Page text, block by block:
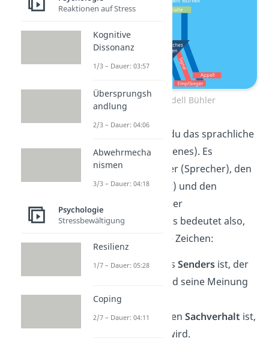
Organon Modell Bühler
In der Mitte findest du das sprachliche
Zeichen (= Gesprochenes). Es
verknüpft den Sender (Sprecher), den
Empfänger (Zuhörer) und den
Sachverhalt (Inhalt der
Kommunikation). Das bedeutet also,
dass das sprachliche Zeichen:
einSymptom des Sendersist, der
seine Gefühle und seine Meinung
ausdrückt.
einSymbolfür den Sachverhalt ist,
wird.
Reaktionen auf Stress
Kognitive
Dissonanz
1/3 – Dauer: 03:57
Übersprungsh
andlung
2/3 – Dauer: 04:06
Abwehrmecha
nismen
3/3 – Dauer: 04:18
Psychologie
Stressbewältigung
Resilienz
1/7 – Dauer: 05:28
Coping
2/7 – Dauer: 04:11